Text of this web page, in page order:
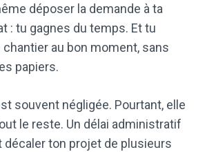
déposer la demande à ta
: tu gagnes du temps. Et tu
au bon moment, sans
papiers.
souvent négligée. Pourtant, elle
le reste. Un délai administratif
décaler ton projet de plusieurs